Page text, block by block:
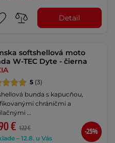
Detail
softshellová moto
W-TEC Dyte - čierna
5 (3)
bunda s kapucňou,
chráničmi a
…
€ 122 €
– 12.8. u Vás
-25%